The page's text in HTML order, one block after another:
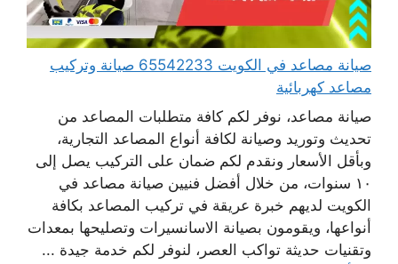
صيانة مصاعد في الكويت 65542233 صيانة وتركيب
مصاعد كهربائية
صيانة مصاعد، نوفر لكم كافة متطلبات المصاعد من
تحديث وتوريد وصيانة لكافة أنواع المصاعد التجارية،
وبأقل الأسعار ونقدم لكم ضمان على التركيب يصل إلى
١٠ سنوات، من خلال أفضل فنيين صيانة مصاعد في
الكويت لديهم خبرة عريقة في تركيب المصاعد بكافة
أنواعها، ويقومون بصيانة الاسانسيرات وتصليحها بمعدات
وتقنيات حديثة تواكب العصر، لنوفر لكم خدمة جيدة ...